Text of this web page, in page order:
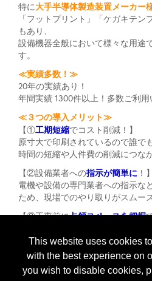
This website uses cookies
with the best experience on
you wish to disable cookies,
特に大手半導体製造装置メーカー
「フットプリント」「ケガキテン
もあり、
設備機器全般において様々な用途
す。
≪実績多数！≫
20年の実績あり！
年間実績 1300件以上！多数ご利用
≪３つの導入メリット≫
【①工期短縮でコスト削減！】
原寸大で印刷されているので誰で
時間の短縮や人件費の削減につな
【②設備業者への指示が簡単に ！】
電機や設備の専門業者への指示な
ため、現場でのやり取りがスムー
【③工事前に占領スペースを把握
メンテナンスエリア等の必要箇
握がすぐにでき、設置場所を短時
す。